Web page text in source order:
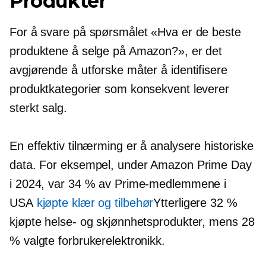
For å svare på spørsmålet «Hva er de beste
produktene å selge på Amazon?», er det
avgjørende å utforske måter å identifisere
produktkategorier som konsekvent leverer
sterkt salg.
En effektiv tilnærming er å analysere historiske
data. For eksempel, under Amazon Prime Day
i 2024, var 34 % av Prime-medlemmene i
USA kjøpte klær og tilbehørYtterligere 32 %
kjøpte helse- og skjønnhetsprodukter, mens 28
% valgte forbrukerelektronikk.